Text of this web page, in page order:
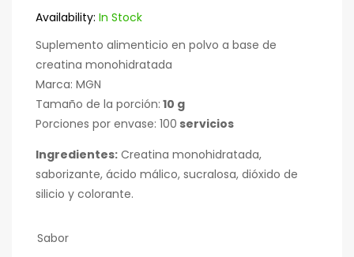
Availability: In Stock
Suplemento alimenticio en polvo a base de
creatina monohidratada
Marca: MGN
Tamaño de la porción: 10 g
Porciones por envase: 100 servicios
Ingredientes: Creatina monohidratada,
saborizante, ácido málico, sucralosa, dióxido de
silicio y colorante.
Sabor